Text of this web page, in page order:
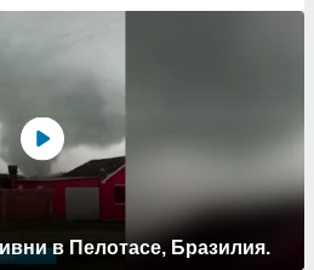
в Пелотасе, Бразилия.